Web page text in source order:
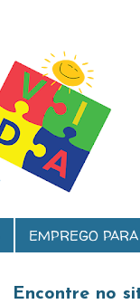
EMPREGO
Encontre no